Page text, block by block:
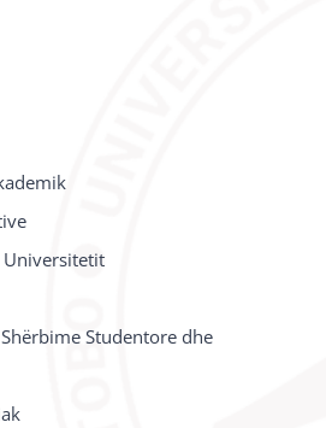
Studentore dhe